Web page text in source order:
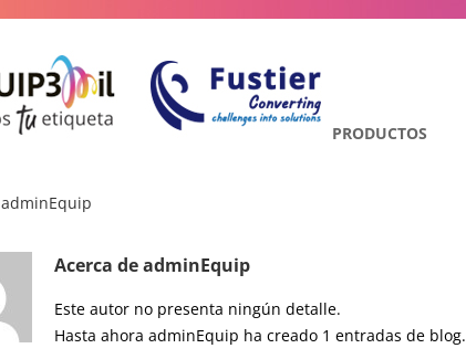
PRODUCTOS
adminEquip
Acerca deadminEquip
Este autor no presenta ningún detalle.
Hasta ahora adminEquip ha creado 1 entradas de blog.